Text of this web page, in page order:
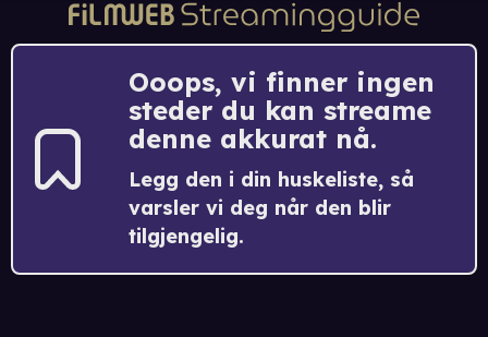
Ooops, vi finner ingen
steder du kan streame
denne akkurat nå.
Legg den i din huskeliste, så
varsler vi deg når den blir
tilgjengelig.